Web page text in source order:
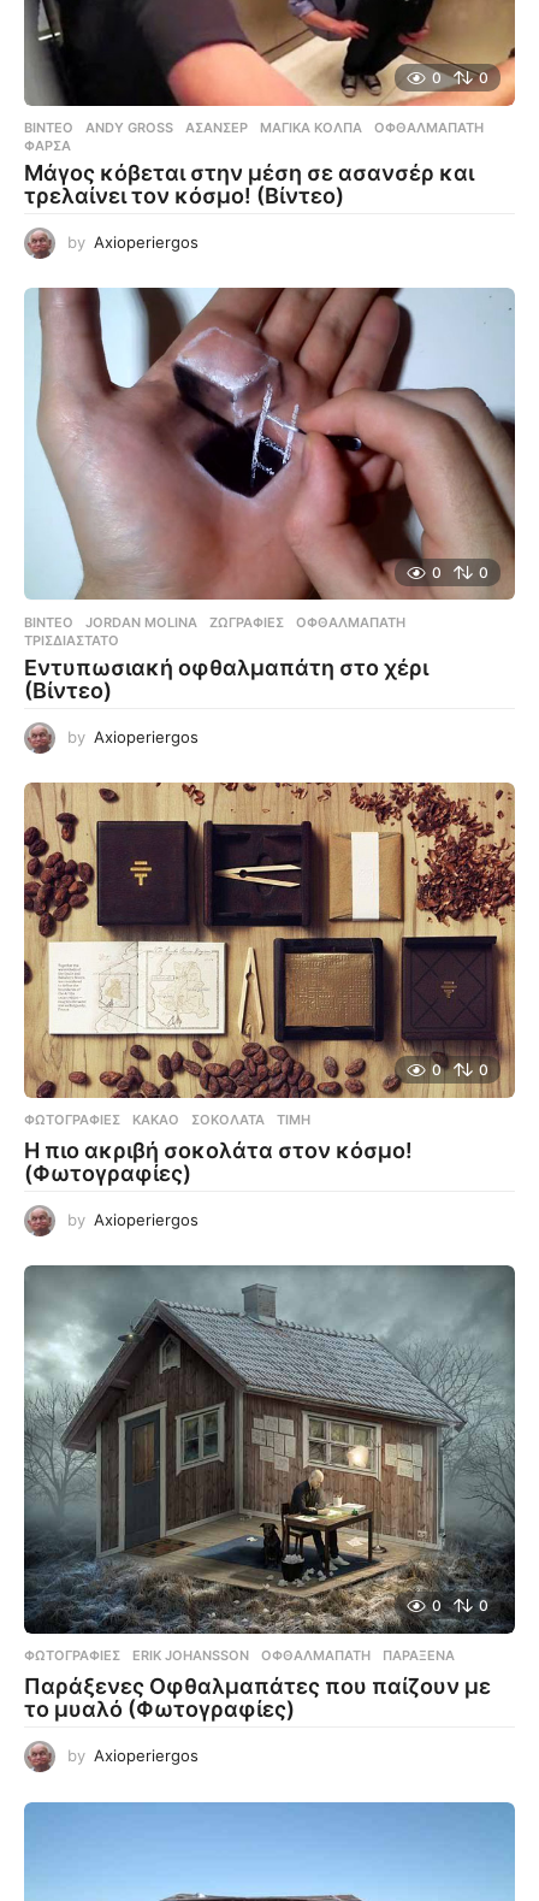
0 0
ΒΊΝΤΕΟ ANDY GROSS ,ΑΣΑΝΣΈΡ ,ΜΑΓΙΚΆ ΚΌΛΠΑ ,ΟΦΘΑΛΜΑΠΆΤΗ
ΦΆΡΣΑ
Μάγος κόβεται στην μέση σε ασανσέρ και
τρελαίνει τον κόσμο! (Βίντεο)
by Axioperiergos
0 0
ΒΊΝΤΕΟ JORDAN MOLINA ,ΖΩΓΡΑΦΙΈΣ ,ΟΦΘΑΛΜΑΠΆΤΗ
ΤΡΙΣΔΙΆΣΤΑΤΟ
Εντυπωσιακή οφθαλμαπάτη στο χέρι
(Βίντεο)
by Axioperiergos
0 0
ΦΩΤΟΓΡΑΦΊΕΣ ΚΑΚΆΟ ,ΣΟΚΟΛΆΤΑ ,ΤΙΜΉ
Η πιο ακριβή σοκολάτα στον κόσμο!
(Φωτογραφίες)
by Axioperiergos
0 0
ΦΩΤΟΓΡΑΦΊΕΣ ERIK JOHANSSON ,ΟΦΘΑΛΜΑΠΆΤΗ ,ΠΑΡΆΞΕΝΑ
Παράξενες Οφθαλμαπάτες που παίζουν με
το μυαλό (Φωτογραφίες)
by Axioperiergos